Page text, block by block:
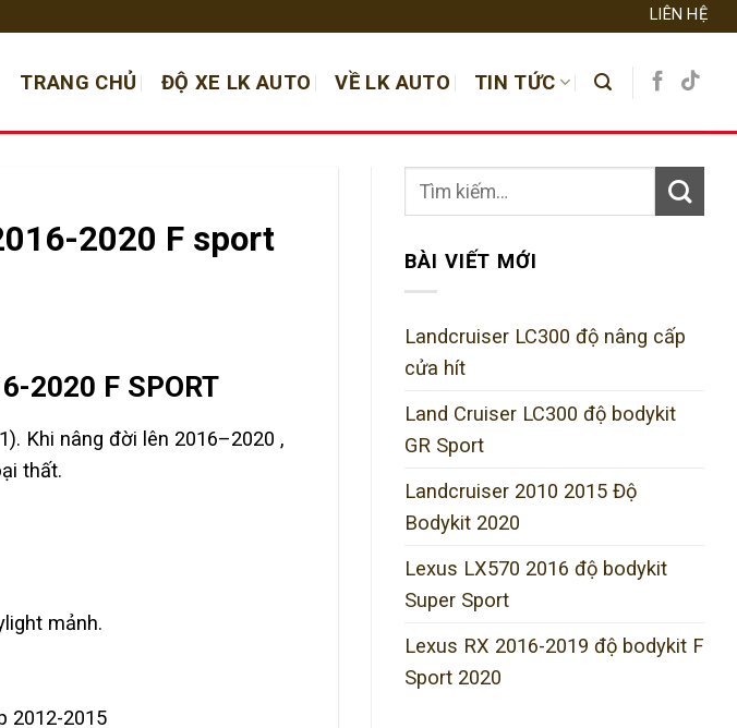
LIÊN HỆ
TRANG CHỦ ĐỘ XE LK AUTO VỀ LK AUTO TIN TỨC
2020 F sport
2020 F SPORT
Khi nâng đời lên 2016–2020 ,
thất.
mảnh.
2012-2015
BÀI VIẾT MỚI
Landcruiser LC300 độ nâng cấp
cửa hít
Land Cruiser LC300 độ bodykit
GR Sport
Landcruiser 2010 2015 Độ
Bodykit 2020
Lexus LX570 2016 độ bodykit
Super Sport
Lexus RX 2016-2019 độ bodykit F
Sport 2020